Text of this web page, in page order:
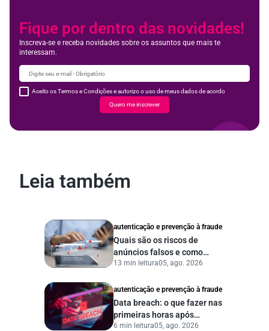
Fique por dentro das novidades!
Inscreva-se e receba novidades sobre os assuntos que mais te
interessam.
Aceito os Termos e Condições e autorizo o uso de meus dados de acordo
Quero me inscrever
Leia também
autenticação e prevenção à fraude
Quais são os riscos de
anúncios falsos e como
proteger seu negócio?
13 min leitura05, ago. 2026
autenticação e prevenção à fraude
Data breach: o que fazer nas
primeiras horas após
vazamento de dados?
6 min leitura05, ago. 2026